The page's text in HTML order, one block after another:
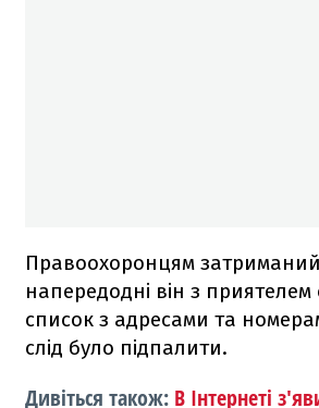
Правоохоронцям
напередодні він з
список з адресами та
слід було підпалити.
Дивіться також: В Інтернеті